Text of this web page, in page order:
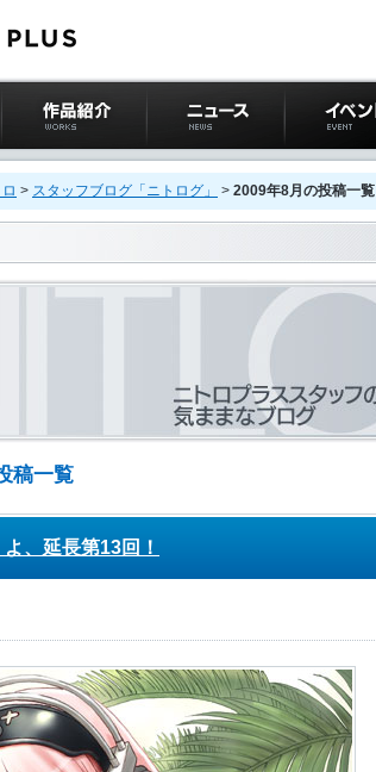
作品紹介 ニュース イベント
> スタッフブログ「ニトログ」 > 2009年8月の投稿一覧
稿一覧
、延長第13回！